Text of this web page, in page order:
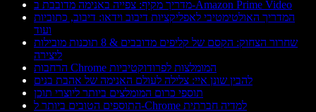
מדריך מקיף: צפייה באנימה מדובבת ב-Amazon Prime Video
המדריך האולטימטיבי לאפליקציות דיבוב וידאו: דיבוב, כתוביות
ועוד
שחרור הצחוק: הקסם של קליפים מדובבים & 8 תוכנות מובילות
ליצירה
הרחבות Chrome המומלצות לפרודוקטיביות
להבין שונן איי: צלילה לעולם האנימה של אהבת בנים
תוספי כרום המומלצים ביותר ליוצרי תוכן
התוספים הטובים ביותר ל-Chrome למדיה חברתית